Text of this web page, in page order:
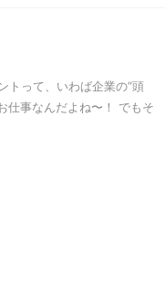
トって、いわば企業の“頭
仕事なんだよね〜！ でもそ